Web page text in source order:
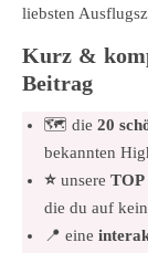
liebsten
Kurz &
Beitrag
🗺️ die 20
bekannten
⭐️ unsere TOP
die du auf
📍 eine